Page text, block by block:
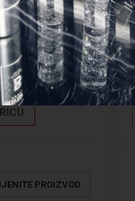
PROIZVOD